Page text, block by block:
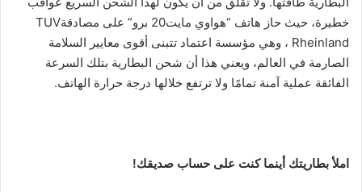
خطيرة، حيث حاز هاتف “هواوي مايت20 برو” على مصادقةTUV
Rheinland ، وهي مؤسسة اعتماد تتبنى أقوى معايير السلامة
الصارمة في العالم، ويعني هذا أن شحن البطارية بتلك السرعة
الفائقة عملية آمنة تمامًا ولا ترتفع خلالها درجة حرارة الهاتف.
املأ بطاريتك أينما كنت على حساب صديقك!